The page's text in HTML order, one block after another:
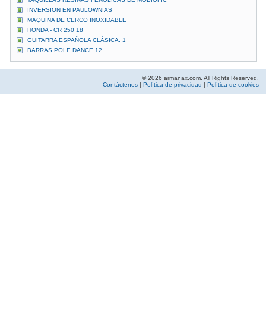
INVERSION EN PAULOWNIAS
MAQUINA DE CERCO INOXIDABLE
HONDA - CR 250 18
GUITARRA ESPAÑOLA CLÁSICA. 1
BARRAS POLE DANCE 12
© 2026 armanax.com. All Rights Reserved.
Contáctenos | Política de privacidad | Política de cookies